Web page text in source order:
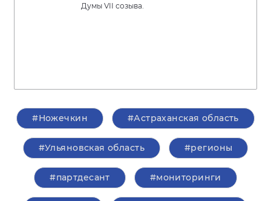
Думы VII созыва.
#Ножечкин #Астраханская область
#Ульяновская область #регионы
#партдесант #мониторинги